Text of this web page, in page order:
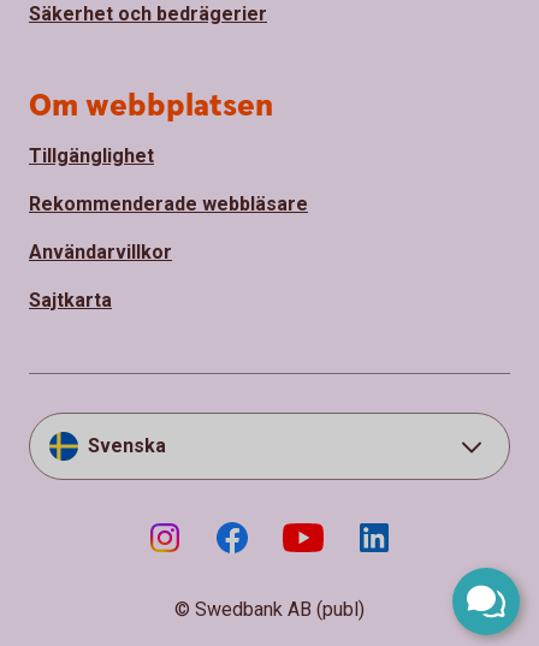
Säkerhet och bedrägerier
Om webbplatsen
Tillgänglighet
Rekommenderade webbläsare
Användarvillkor
Sajtkarta
Svenska
© Swedbank AB (publ)